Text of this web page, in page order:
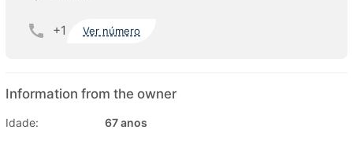
+1 Ver número
Information from the owner
Idade:
67 anos